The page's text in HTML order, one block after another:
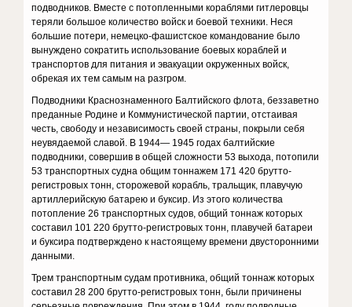
подводников. Вместе с потопленными кораблями гитлеровцы
теряли большое количество войск и боевой техники. Неся
большие потери, немецко-фашистское командование было
вынуждено сократить использование боевых кораблей и
транспортов для питания и эвакуации окруженных войск,
обрекая их тем самым на разгром.
Подводники Краснознаменного Балтийского флота, беззаветно
преданные Родине и Коммунистической партии, отстаивая
честь, свободу и независимость своей страны, покрыли себя
неувядаемой славой. В 1944— 1945 годах балтийские
подводники, совершив в общей сложности 53 выхода, потопили
53 транспортных судна общим тоннажем 171 420 брутто-
регистровых тонн, сторожевой корабль, тральщик, плавучую
артиллерийскую батарею и буксир. Из этого количества
потопление 26 транспортных судов, общий тоннаж которых
составил 101 220 брутто-регистровых тонн, плавучей батареи
и буксира подтверждено к настоящему времени двусторонними
данными.
Трем транспортным судам противника, общий тоннаж которых
составил 28 200 брутто-регистровых тонн, были причинены